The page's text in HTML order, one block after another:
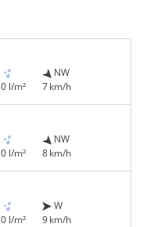
0 l/m²
NW
7 km/h
0 l/m²
NW
8 km/h
0 l/m²
W
9 km/h